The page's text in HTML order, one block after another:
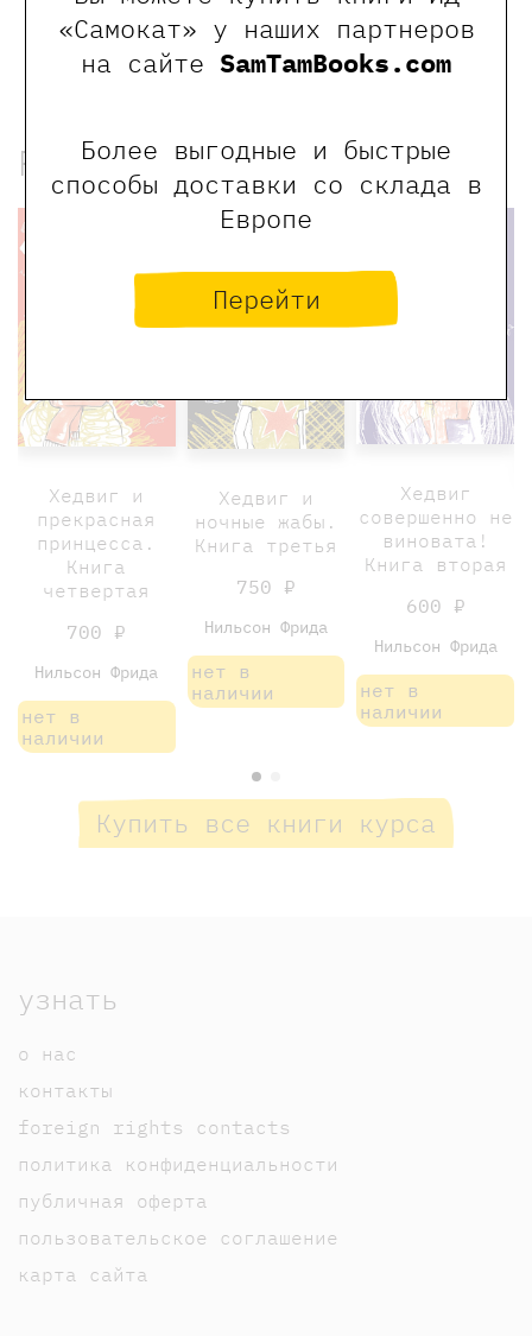
«Самокат» у наших партнеров
на сайте SamTamBooks.com
Более выгодные и быстрые
способы доставки со склада в
Европе
Перейти
Обращаем Ваше внимание, что отзывы могут
оставлять только зарегистрированные пользователи
сайта
Рекомендованные книги
Хедвиг и
прекрасная
принцесса.
Книга
четвертая
700 ₽
Нильсон Фрида
нет в
наличии
Хедвиг и
ночные жабы.
Книга третья
750 ₽
Нильсон Фрида
нет в
наличии
Хедвиг
совершенно не
виновата!
Книга вторая
600 ₽
Нильсон Фрида
нет в
наличии
Купить все книги курса
узнать
о нас
контакты
foreign rights contacts
политика конфиденциальности
публичная оферта
пользовательское соглашение
карта сайта